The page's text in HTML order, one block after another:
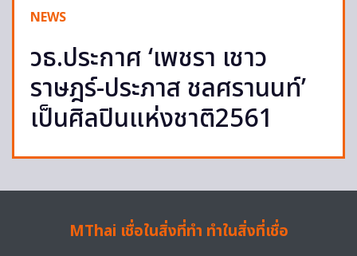
NEWS
วธ.ประกาศ ‘เพชรา เชาว
ราษฎร์-ประภาส ชลศรานนท์’
เป็นศิลปินแห่งชาติ2561
MThai เชื่อในสิ่งที่ทำ ทำในสิ่งที่เชื่อ